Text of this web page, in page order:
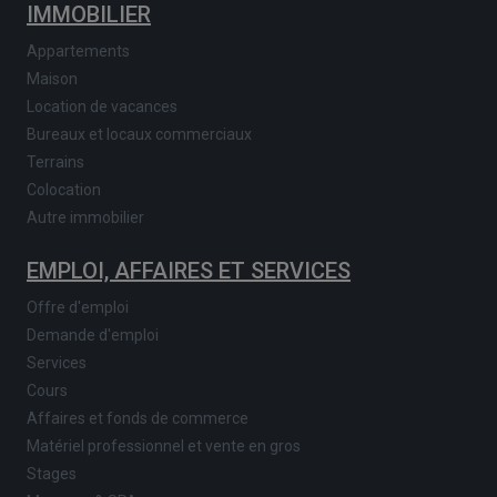
IMMOBILIER
Appartements
Maison
Location de vacances
Bureaux et locaux commerciaux
Terrains
Colocation
Autre immobilier
EMPLOI, AFFAIRES ET SERVICES
Offre d'emploi
Demande d'emploi
Services
Cours
Affaires et fonds de commerce
Matériel professionnel et vente en gros
Stages